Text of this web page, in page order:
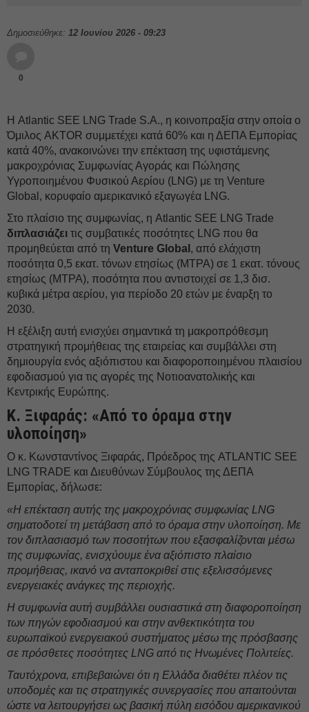
Δημοσιεύθηκε: 12 Ιουνίου 2026 - 09:23
0
Η Atlantic SEE LNG Trade S.A., η κοινοπραξία στην οποία ο
Όμιλος AKTOR συμμετέχει κατά 60% και η ΔΕΠΑ Εμπορίας
κατά 40%, ανακοινώνει την επέκταση της υφιστάμενης
μακροχρόνιας Συμφωνίας Αγοράς και Πώλησης
Υγροποιημένου Φυσικού Αερίου (LNG) με τη Venture
Global, κορυφαίο αμερικανικό εξαγωγέα LNG.
Στο πλαίσιο της συμφωνίας, η Atlantic SEE LNG Trade
διπλασιάζει τις συμβατικές ποσότητες LNG που θα
προμηθεύεται από τη Venture Global , από ελάχιστη
ποσότητα 0,5 εκατ. τόνων ετησίως (MTPA) σε 1 εκατ. τόνους
ετησίως (MTPA), ποσότητα που αντιστοιχεί σε 1,3 δισ.
κυβικά μέτρα αερίου, για περίοδο 20 ετών με έναρξη το
2030.
Η εξέλιξη αυτή ενισχύει σημαντικά τη μακροπρόθεσμη
στρατηγική προμήθειας της εταιρείας και συμβάλλει στη
δημιουργία ενός αξιόπιστου και διαφοροποιημένου πλαισίου
εφοδιασμού για τις αγορές της Νοτιοανατολικής και
Κεντρικής Ευρώπης.
Κ. Ξιφαράς: «Από το όραμα στην
υλοποίηση»
Ο κ. Κωνσταντίνος Ξιφαράς, Πρόεδρος της ATLANTIC SEE
LNG TRADE και Διευθύνων Σύμβουλος της ΔΕΠΑ
Εμπορίας, δήλωσε:
«Η επέκταση αυτής της μακροχρόνιας συμφωνίας LNG
σηματοδοτεί τη μετάβαση από το όραμα στην υλοποίηση. Με
τον διπλασιασμό των ποσοτήτων που εξασφαλίζονται μέσω
της συμφωνίας, ενισχύουμε ένα αξιόπιστο πλαίσιο
προμήθειας, ικανό να ανταποκριθεί στις εξελισσόμενες
ενεργειακές ανάγκες της περιοχής.
Η συμφωνία αυτή συμβάλλει ουσιαστικά στη διαφοροποίηση
των πηγών εφοδιασμού και στην ανθεκτικότητα του
ευρωπαϊκού ενεργειακού συστήματος μέσω της πρόσβασης
σε πρόσθετες ποσότητες LNG από τις Ηνωμένες Πολιτείες.
Ταυτόχρονα, επιβεβαιώνει ότι η Ελλάδα διαθέτει πλέον τις
υποδομές και τις στρατηγικές συνεργασίες που απαιτούνται
ώστε να λειτουργήσει ως βασική πύλη εισόδου αμερικανικού